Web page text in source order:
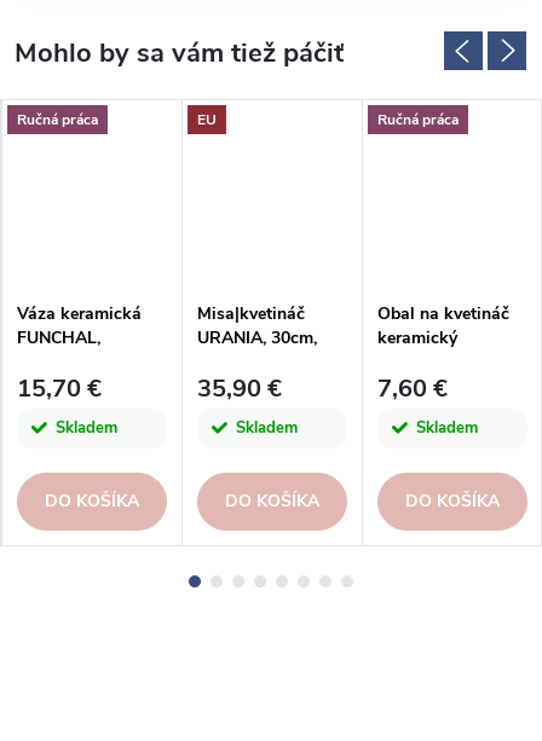
Ručná práca
Váza keramická
FUNCHAL,
zelená/zlatá|GREE
15,70 €
Skladem
DO KOŠÍKA
EU
Misa|kvetináč
URANIA, 30cm,
zelená|OLIVE
35,90 €
Skladem
DO KOŠÍKA
Ručná práca
Obal na kvetináč
keramický
pr.14x13cm,
FOG
7,60 €
Skladem
DO KOŠÍKA